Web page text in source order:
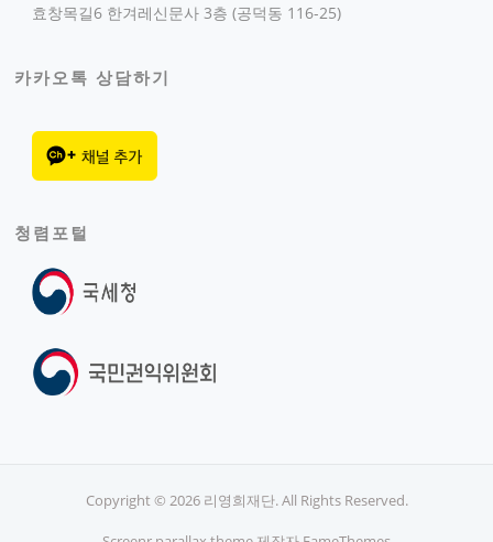
효창목길6 한겨레신문사 3층 (공덕동 116-25)
카카오톡 상담하기
청렴포털
Copyright © 2026 리영희재단. All Rights Reserved.